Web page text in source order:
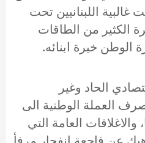
اللبنانيين تحت
الكثير من الطاقات
الوطن خيرة ابنائه.
الحاد وغير
العملة الوطنية الى
العامة التي